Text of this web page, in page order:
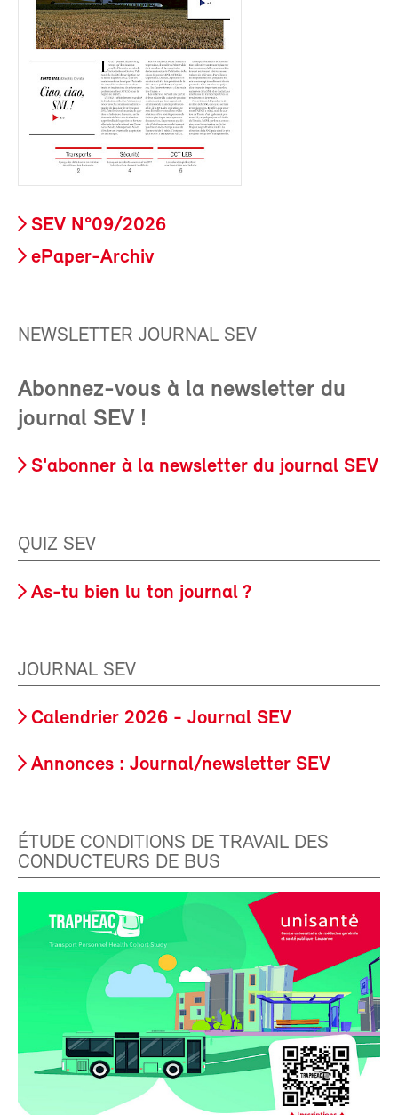
SEV N°09/2026
ePaper-Archiv
NEWSLETTER JOURNAL SEV
Abonnez-vous à la newsletter du
journal SEV !
S'abonner à la newsletter du journal SEV
QUIZ SEV
As-tu bien lu ton journal ?
JOURNAL SEV
Calendrier 2026 - Journal SEV
Annonces : Journal/newsletter SEV
ÉTUDE CONDITIONS DE TRAVAIL DES
CONDUCTEURS DE BUS